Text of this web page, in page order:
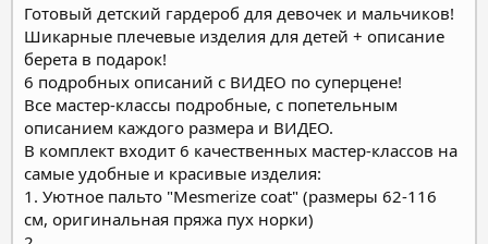
Готовый детский гардероб для девочек и мальчиков!
Шикарные плечевые изделия для детей + описание
берета в подарок!
6 подробных описаний с ВИДЕО по суперцене!
Все мастер-классы подробные, с попетельным
описанием каждого размера и ВИДЕО.
В комплект входит 6 качественных мастер-классов на
самые удобные и красивые изделия:
1. Уютное пальто "Mesmerize coat" (размеры 62-116
см, оригинальная пряжа пух норки)